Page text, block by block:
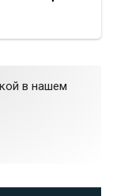
в нашем